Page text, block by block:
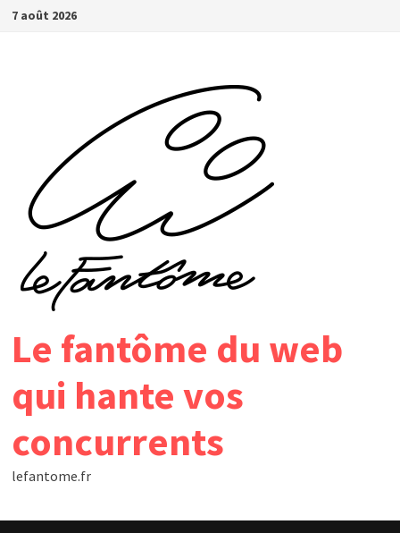
Passer
7 août 2026
Le fantôme du web
qui hante vos
concurrents
lefantome.fr